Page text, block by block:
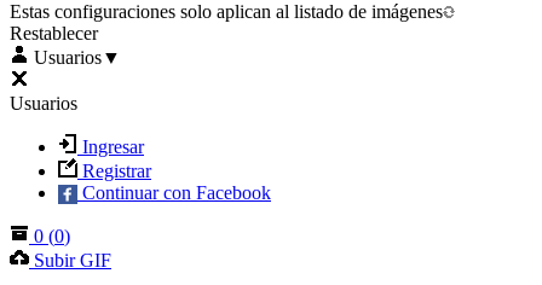
Estas configuraciones solo aplican al listado de imágenes
Restablecer
Usuarios▼
Usuarios
Ingresar
Registrar
Continuar con Facebook
0 (0)
Subir GIF